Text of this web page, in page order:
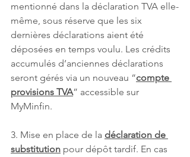
mentionné dans la déclaration TVA elle-
même, sous réserve que les six
dernières déclarations aient été
déposées en temps voulu. Les crédits
accumulés d’anciennes déclarations
seront gérés via un nouveau “compte
provisions TVA” accessible sur
MyMinfin.
3. Mise en place de la déclaration de
substitution pour dépôt tardif. En cas